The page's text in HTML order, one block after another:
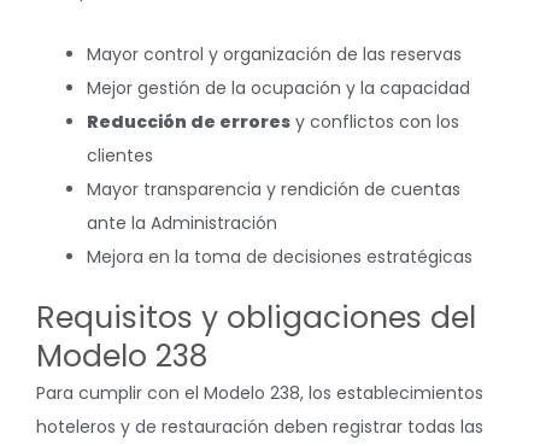
Mayor control y organización de las reservas
Mejor gestión de la ocupación y la capacidad
Reducción de errores y conflictos con los
clientes
Mayor transparencia y rendición de cuentas
ante la Administración
Mejora en la toma de decisiones estratégicas
Requisitos y obligaciones del
Modelo 238
Para cumplir con el Modelo 238, los establecimientos
hoteleros y de restauración deben registrar todas las